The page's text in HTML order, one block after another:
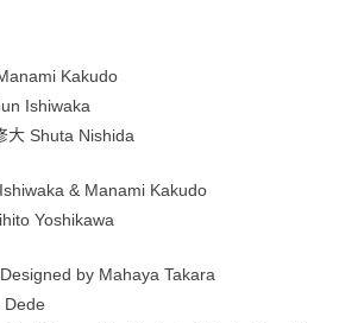
Kakudo
Ishiwaka
大 Shuta Nishida
& Manami Kakudo
Yoshikawa
by Mahaya Takara
Dede